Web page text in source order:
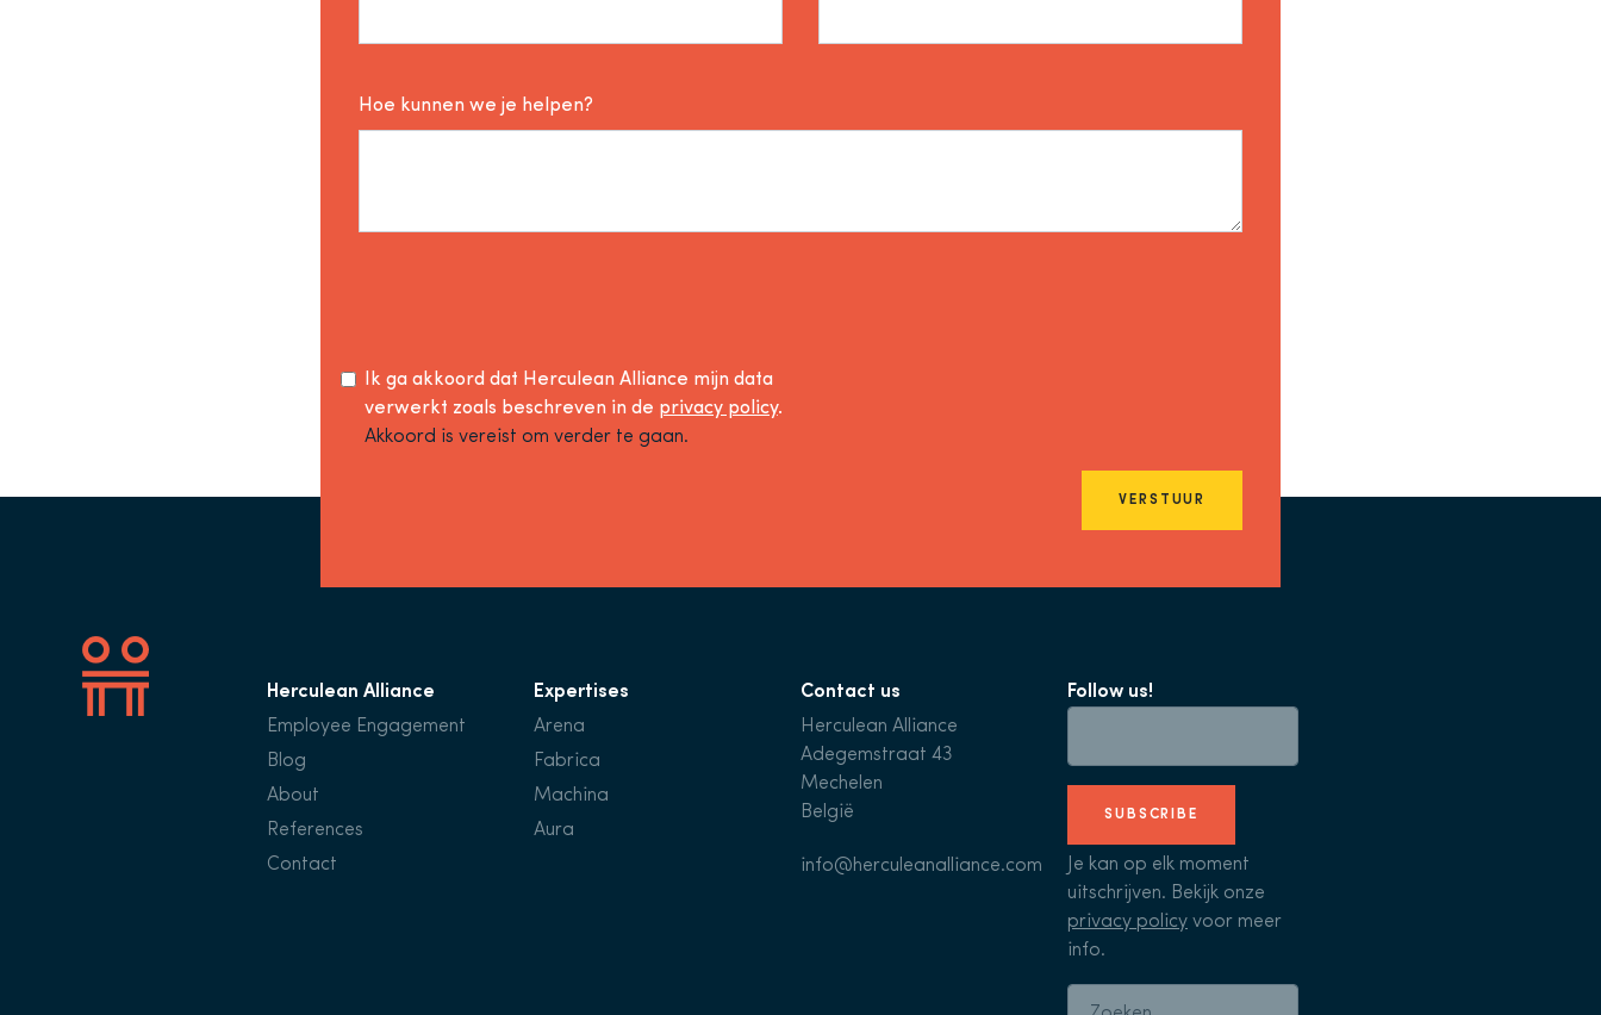
Hoe kunnen we je helpen?
Ik ga akkoord dat Herculean Alliance mijn data
verwerkt zoals beschreven in de privacy policy.
Akkoord is vereist om verder te gaan.
VERSTUUR
Herculean Alliance
Employee Engagement
Blog
About
References
Contact
Expertises
Arena
Fabrica
Machina
Aura
Contact us
Herculean Alliance
Adegemstraat 43
Mechelen
België
info@herculeanalliance.com
Follow us!
SUBSCRIBE
Je kan op elk moment
uitschrijven. Bekijk onze
privacy policy voor meer
info.